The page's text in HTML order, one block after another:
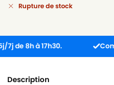
Rupture de stock
8h à 17h30.
Description